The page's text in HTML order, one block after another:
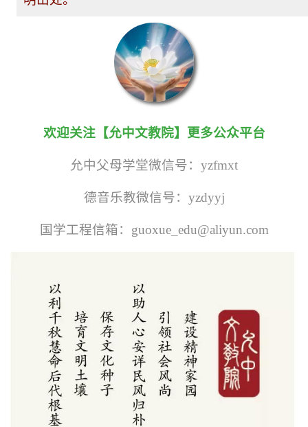
欢迎关注【允中文教院】更多公众平台
允中父母学堂微信号：yzfmxt
德音乐教微信号：yzdyyj
国学工程信箱：guoxue_edu@aliyun.com